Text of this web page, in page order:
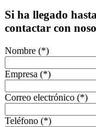
Si ha llegado
contactar con
Nombre (*)
Empresa (*)
Correo electrónico (*)
Teléfono (*)